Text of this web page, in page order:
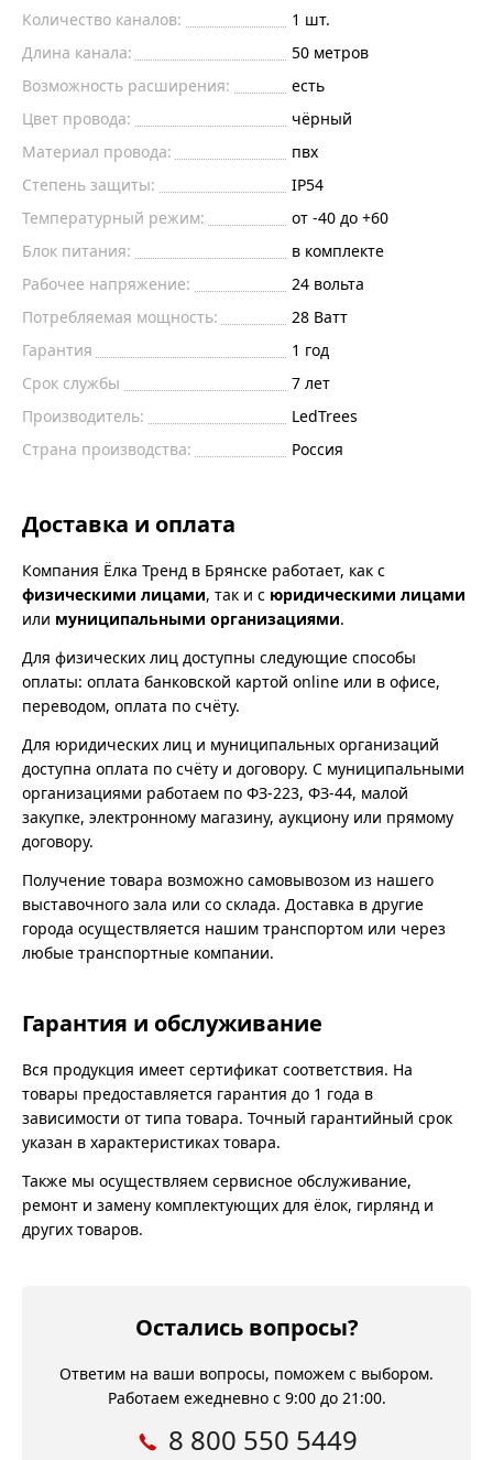
Количество каналов:
1 шт.
Длина канала:
50 метров
Возможность расширения:
есть
Цвет провода:
чёрный
Материал провода:
пвх
Степень защиты:
IP54
Температурный режим:
от -40 до +60
Блок питания:
в комплекте
Рабочее напряжение:
24 вольта
Потребляемая мощность:
28 Ватт
Гарантия
1 год
Срок службы
7 лет
Производитель:
LedTrees
Страна производства:
Россия
Доставка и оплата
Компания Ёлка Тренд в Брянске работает, как с
физическими лицами, так и с юридическими лицами
или муниципальными организациями.
Для физических лиц доступны следующие способы
оплаты: оплата банковской картой online или в офисе,
переводом, оплата по счёту.
Для юридических лиц и муниципальных организаций
доступна оплата по счёту и договору. С муниципальными
организациями работаем по ФЗ-223, ФЗ-44, малой
закупке, электронному магазину, аукциону или прямому
договору.
Получение товара возможно самовывозом из нашего
выставочного зала или со склада. Доставка в другие
города осуществляется нашим транспортом или через
любые транспортные компании.
Гарантия и обслуживание
Вся продукция имеет сертификат соответствия. На
товары предоставляется гарантия до 1 года в
зависимости от типа товара. Точный гарантийный срок
указан в характеристиках товара.
Также мы осуществляем сервисное обслуживание,
ремонт и замену комплектующих для ёлок, гирлянд и
других товаров.
Остались вопросы?
Ответим на ваши вопросы, поможем с выбором.
Работаем ежедневно с 9:00 до 21:00.
8 800 550 5449